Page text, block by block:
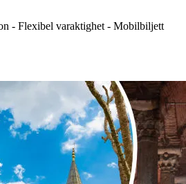
- Flexibel varaktighet - Mobilbiljett